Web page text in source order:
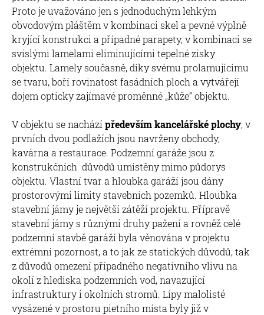
Proto je uvažováno jen s jednoduchým lehkým
obvodovým pláštěm v kombinaci skel a pevné výplně
kryjící konstrukci a případné parapety, v kombinaci se
svislými lamelami eliminujícími tepelné zisky
objektu. Lamely současně, díky svému prolamujícímu
se tvaru, boří rovinatost fasádních ploch a vytvářejí
dojem opticky zajímavé proměnné „kůže“ objektu.
V objektu se nachází především kancelářské plochy, v
prvních dvou podlažích jsou navrženy obchody,
kavárna a restaurace. Podzemní garáže jsou z
konstrukčních důvodů umístěny mimo půdorys
objektu. Vlastní tvar a hloubka garáží jsou dány
prostorovými limity stavebních pozemků. Hloubka
stavební jámy je největší zátěží projektu. Přípravě
stavební jámy s různými druhy pažení a rovněž celé
podzemní stavbě garáží byla věnována v projektu
extrémní pozornost, a to jak ze statických důvodů, tak
z důvodů omezení případného negativního vlivu na
okolí z hlediska podzemních vod, navazující
infrastruktury i okolních stromů. Lípy malolisté
vysázené v prostoru pietního místa byly již v